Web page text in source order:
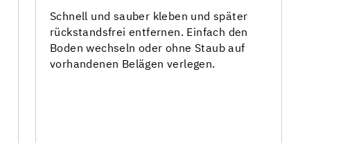
Schnell und sauber kleben und später
rückstandsfrei entfernen. Einfach den
Boden wechseln oder ohne Staub auf
vorhandenen Belägen verlegen.
Bodenbeläge kleben und wieder
rückstandsfrei entfernen
Bodenbeläge kleben
Sockelleisten, Belagsstreifen und